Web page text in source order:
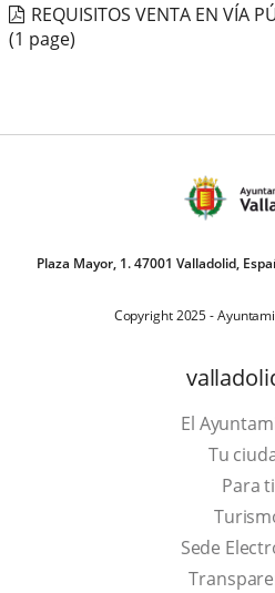
REQUISITOS VENTA EN VÍA
(1 page)
Plaza Mayor, 1. 47001 Valladolid,
Copyright 2025 -
El
Tu
Para ti
Sede